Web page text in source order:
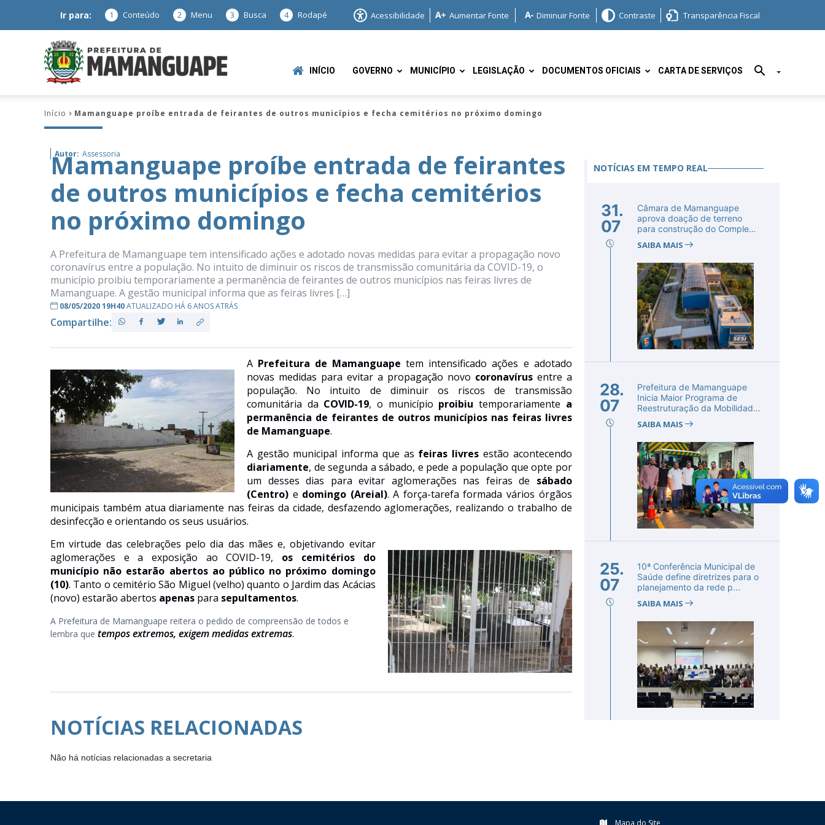
Ir para: 1 Conteúdo 2 Menu 3 Busca 4 Rodapé Acessibilidade Aumentar Fonte Diminuir Fonte Contraste Transparência Fiscal
Mamanguape
–
INÍCIO GOVERNO MUNICÍPIO LEGISLAÇÃO DOCUMENTOS OFICIAIS CARTA DE SERVIÇOS
Início Mamanguape proíbe entrada de feirantes de outros municípios e fecha cemitérios no próximo domingo
Autor: Assessoria
Mamanguape proíbe entrada de feirantes
de outros municípios e fecha cemitérios
no próximo domingo
A Prefeitura de Mamanguape tem intensificado ações e adotado novas medidas para evitar a propagação novo
coronavírus entre a população. No intuito de diminuir os riscos de transmissão comunitária da COVID-19, o
município proibiu temporariamente a permanência de feirantes de outros municípios nas feiras livres de
Mamanguape. A gestão municipal informa que as feiras livres […]
08/05/2020 19H40ATUALIZADO HÁ 6 ANOS ATRÁS
Compartilhe:
A Prefeitura de Mamanguape tem intensificado ações e adotado
novas medidas para evitar a propagação novo coronavírusentre a
população. No intuito de diminuir os riscos de transmissão
comunitária da COVID-19, o município proibiu temporariamente a
permanência de feirantes de outros municípios nas feiras livres
de Mamanguape.
A gestão municipal informa que as feiras livres estão acontecendo
diariamente, de segunda a sábado, e pede a população que opte por
um desses dias para evitar aglomerações nas feiras de sábado
(Centro) e domingo (Areial). A força-tarefa formada vários órgãos
municipais também atua diariamente nas feiras da cidade, desfazendo aglomerações, realizando o trabalho de
desinfecção e orientando os seus usuários.
Em virtude das celebrações pelo dia das mães e, objetivando evitar
aglomerações e a exposição ao COVID-19, os cemitérios do
município não estarão abertos ao público no próximo domingo
(10). Tanto o cemitério São Miguel (velho) quanto o Jardim das Acácias
(novo) estarão abertos apenas para sepultamentos.
A Prefeitura de Mamanguape reitera o pedido de compreensão de todos e
lembra que tempos extremos, exigem medidas extremas.
NOTÍCIAS RELACIONADAS
Não há notícias relacionadas a secretaria
NOTÍCIAS EM TEMPO REAL
31.
07
Câmara de Mamanguape
aprova doação de terreno
para construção do Complexo
SAIBA MAIS
28.
07
Prefeitura de Mamanguape
Inicia Maior Programa de
Reestruturação da Mobilidade
SAIBA MAIS
25.
07
10ª Conferência Municipal de
Saúde define diretrizes para o
planejamento da rede p...
SAIBA MAIS
Mapa do Site